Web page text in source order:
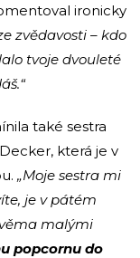
ironicky
zvědavosti – kdo
tvoje dvouleté
také sestra
která je v
„Moje sestra mi
je v pátém
malými
popcornu do